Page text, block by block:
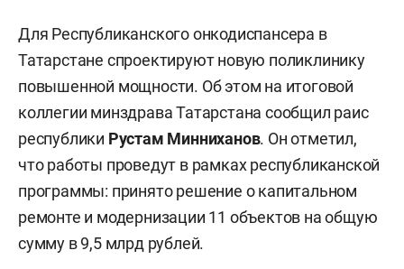
Для Республиканского онкодиспансера в
Татарстане спроектируют новую поликлинику
повышенной мощности. Об этом на итоговой
коллегии минздрава Татарстана сообщил раис
республики Рустам Минниханов. Он отметил,
что работы проведут в рамках республиканской
программы: принято решение о капитальном
ремонте и модернизации 11 объектов на общую
сумму в 9,5 млрд рублей.